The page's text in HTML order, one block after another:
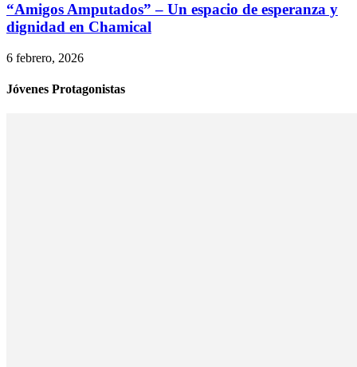
“Amigos Amputados” – Un espacio de esperanza y
dignidad en Chamical
6 febrero, 2026
Jóvenes Protagonistas